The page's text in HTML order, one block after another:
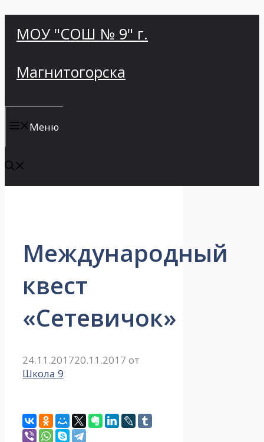
МОУ "СОШ № 9" г.
Магнитогорска
Меню
Международный
квест
«Сетевичок»
24.11.201720.11.2017 от
Школа 9